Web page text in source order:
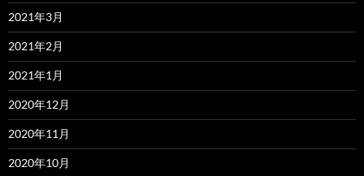
2021年3月
2021年2月
2021年1月
2020年12月
2020年11月
2020年10月